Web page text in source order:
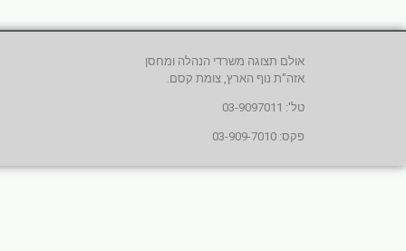
אולם תצוגה משרדי הנהלה ומחסן
אזה"ת נוף הארץ, צומת קסם.
טל': 03-9097011
פקס: 03-909-7010